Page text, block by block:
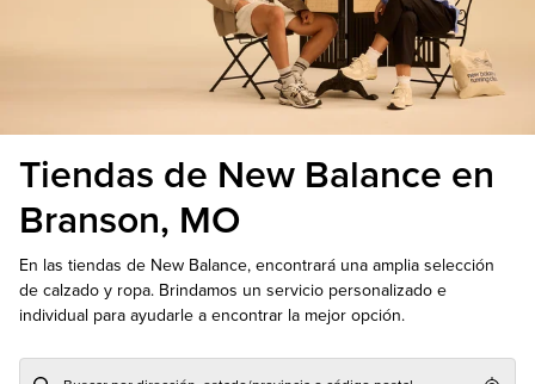
Tiendas de New Balance en
Branson, MO
En las tiendas de New Balance, encontrará una amplia selección
de calzado y ropa. Brindamos un servicio personalizado e
individual para ayudarle a encontrar la mejor opción.